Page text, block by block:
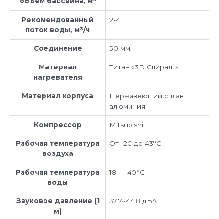
Рекомендованный
поток воды, м³/ч
2-4
Соединение 50 мм
Материал
нагревателя
Титан «3D Спираль»
Материал корпуса
Нержавеющий сплав
алюминия
Компрессор Mitsubishi
Рабочая температура
воздуха
От -20 до 43°C
Рабочая температура
воды
18 — 40°C
Звуковое давление (1
м)
37.7~44.8 дБА